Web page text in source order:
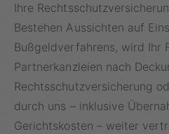
Ihre
Bestehen Aussichten auf
Bußgeldverfahrens, wird Ihr
Partnerkanzleien nach
Rechtsschutzversicherung
durch uns – inklusive
Gerichtskosten – weiter